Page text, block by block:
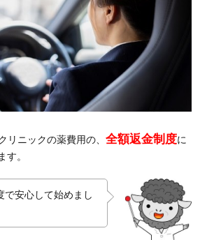
リニックの薬費用の、全額返金制度に
す。
で安心して始めまし